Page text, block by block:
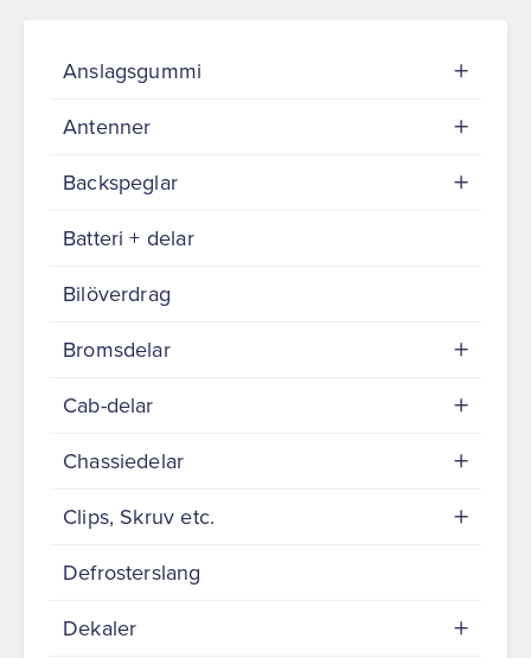
Anslagsgummi
Antenner
Backspeglar
Batteri + delar
Bilöverdrag
Bromsdelar
Cab-delar
Chassiedelar
Clips, Skruv etc.
Defrosterslang
Dekaler